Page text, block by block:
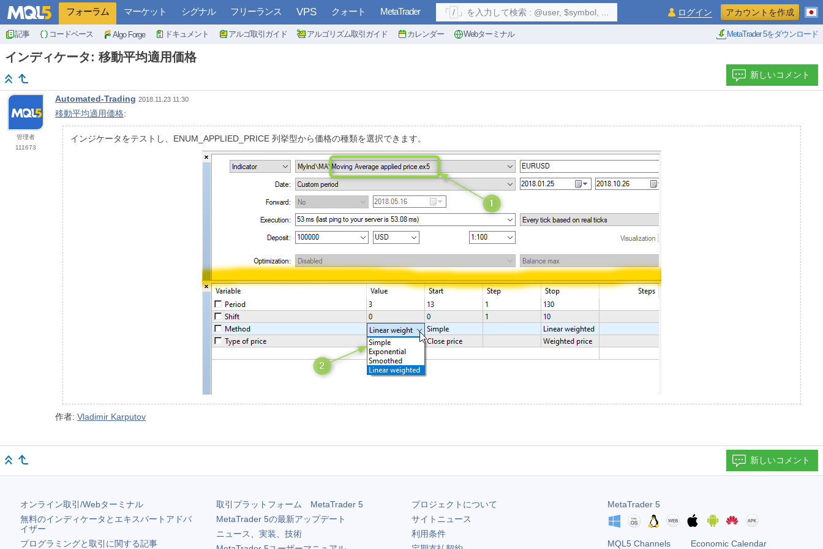
フォーラム マーケット シグナル フリーランス VPS クォート MetaTrader
記事 コードベース Algo Forge ドキュメント アルゴ取引ガイド アルゴリズム取引ガイド カレンダー Webターミナル MetaTrader 5をダウンロード
「 / 」を入力して検索 : @user, $symbol, ... ログイン アカウントを作成
インディケータ: 移動平均適用価格
新しいコメント
管理者
111673
Automated-Trading 2018.11.23 11:30
移動平均適用価格:
インジケータをテストし、ENUM_APPLIED_PRICE 列挙型から価格の種類を選択できます。
作者: Vladimir Karputov
新しいコメント
オンライン取引/Webターミナル
無料のインディケータとエキスパートアドバ
イザー
プログラミングと取引に関する記事
取引プラットフォーム MetaTrader 5
MetaTrader 5の最新アップデート
ニュース、実装、技術
プロジェクトについて
サイトニュース
利用条件
MetaTrader 5
MQL5 Channels Economic Calendar